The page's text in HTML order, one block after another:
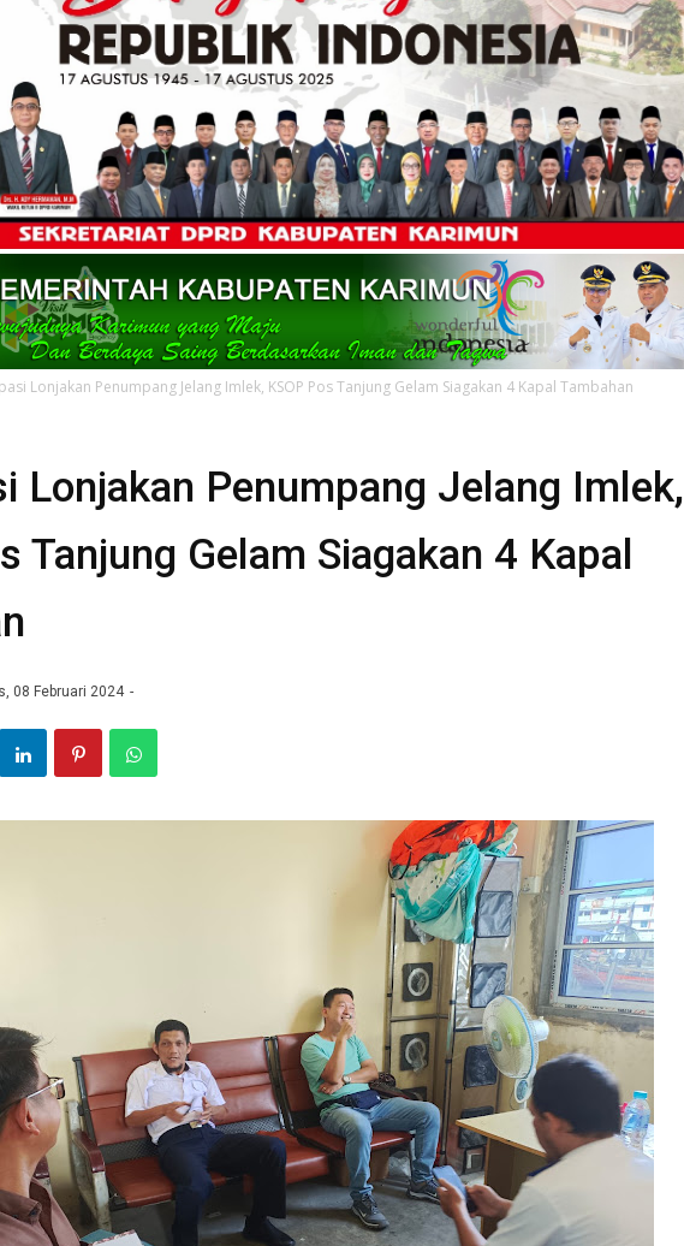
Lonjakan Penumpang Jelang Imlek, KSOP Pos Tanjung Gelam Siagakan 4 Kapal Tambahan
Lonjakan Penumpang Jelang Imlek,
Tanjung Gelam Siagakan 4 Kapal
08 Februari 2024